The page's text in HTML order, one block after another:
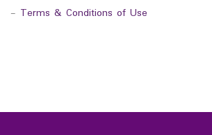
- Terms & Conditions of Use